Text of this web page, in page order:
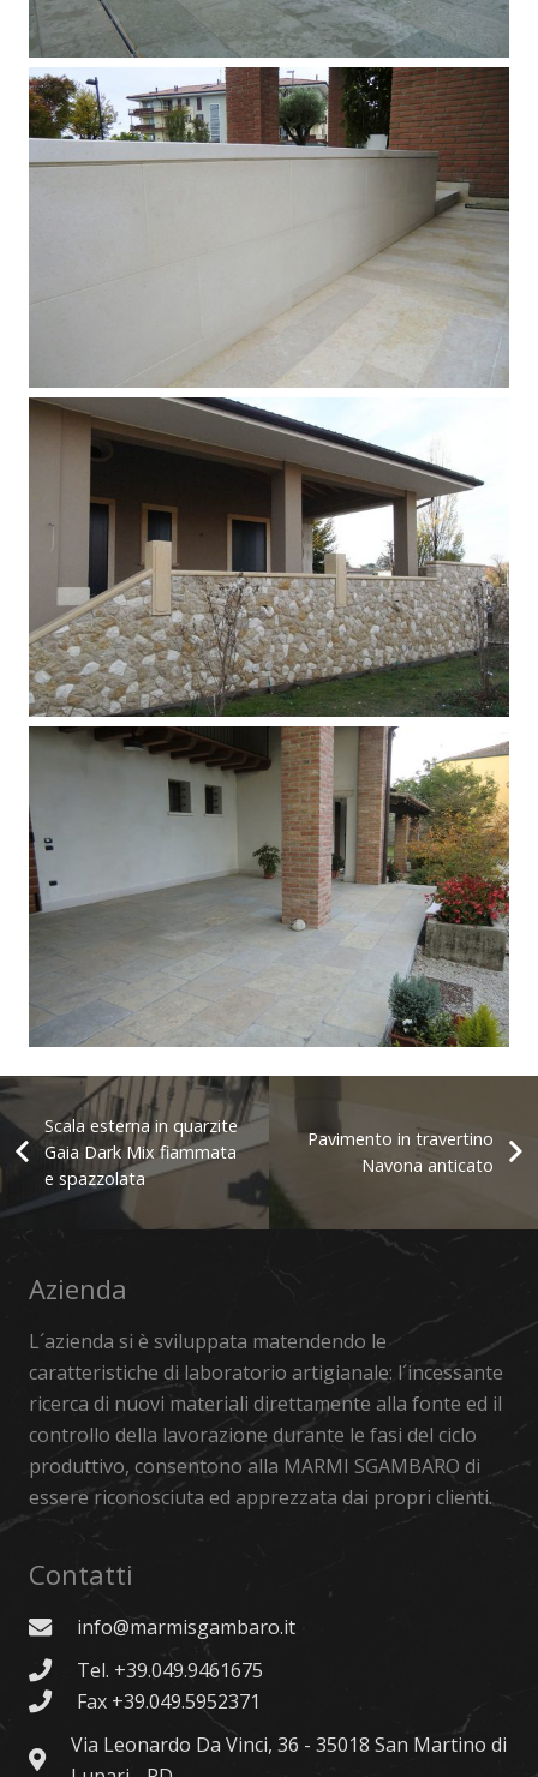
Pavimento rivestimento parete,
fioraia e ripiano di appoggio
Pavimento e rivestimento esterno
Rivestimento in pietra e marmo
Pavimento esterno in quarzite Vintage
Gold
Pavimento in travertino
Navona anticato
Scala esterna in quarzite
Gaia Dark Mix fiammata
e spazzolata
Azienda
L´azienda si è sviluppata matendendo le
caratteristiche di laboratorio artigianale: l´incessante
ricerca di nuovi materiali direttamente alla fonte ed il
controllo della lavorazione durante le fasi del ciclo
produttivo, consentono alla MARMI SGAMBARO di
essere riconosciuta ed apprezzata dai propri clienti.
Contatti
info@marmisgambaro.it
Tel. +39.049.9461675
Fax +39.049.5952371
Via Leonardo Da Vinci, 36 - 35018 San Martino di